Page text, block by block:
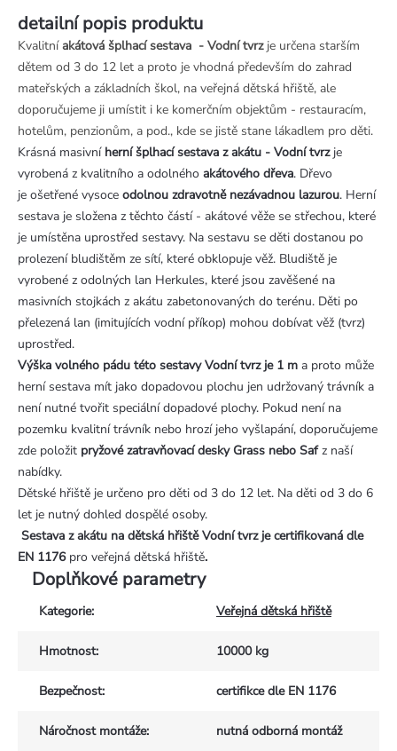
detailní popis produktu
Kvalitníakátová šplhací sestava - Vodní tvrzje určena starším
dětem od 3 do 12 let a proto je vhodná především do zahrad
mateřských a základních škol, na veřejná dětská hřiště, ale
doporučujeme ji umístit i ke komerčním objektům - restauracím,
hotelům, penzionům, a pod., kde se jistě stane lákadlem pro děti.
Krásná masivní herní šplhací sestava z akátu - Vodní tvrzje
vyrobená z kvalitního a odolného akátového dřeva. Dřevo
je ošetřené vysoce odolnou zdravotně nezávadnou lazurou. Herní
sestava je složena z těchto částí - akátové věže se střechou, které
je umístěna uprostřed sestavy. Na sestavu se děti dostanou po
prolezení bludištěm ze sítí, které obklopuje věž. Bludiště je
vyrobené z odolných lan Herkules, které jsou zavěšené na
masivních stojkách z akátu zabetonovaných do terénu. Děti po
přelezená lan (imitujících vodní příkop) mohou dobívat věž (tvrz)
uprostřed.
Výška volného pádu této sestavy Vodní tvrz je 1 m a proto může
herní sestava mít jako dopadovou plochu jen udržovaný trávník a
není nutné tvořit speciální dopadové plochy. Pokud není na
pozemku kvalitní trávník nebo hrozí jeho vyšlapání, doporučujeme
zde položit pryžové zatravňovací desky Grass nebo Safz naší
nabídky.
Dětské hřiště je určeno pro děti od 3 do 12 let. Na děti od 3 do 6
let je nutný dohled dospělé osoby.
Sestava z akátu na dětská hřiště Vodní tvrz je certifikovaná dle
EN 1176pro veřejná dětská hřiště.
Doplňkové parametry
Kategorie: Veřejná dětská hřiště
Hmotnost: 10000 kg
Bezpečnost: certifikce dle EN 1176
Náročnost montáže: nutná odborná montáž